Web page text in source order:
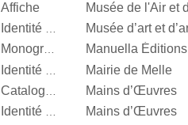
Affiche
Identité visuelle
Monographie
Manuella Éditions
Mairie de Melle
Mains d’Œuvres
Mains d’Œuvres